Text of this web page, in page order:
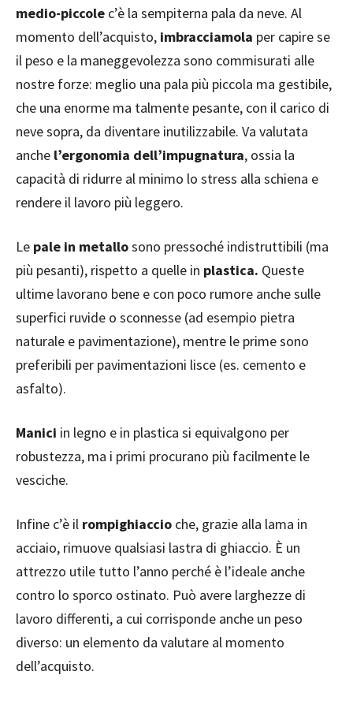
medio-piccole c’è la sempiterna pala da neve. Al
momento dell’acquisto, imbracciamola per capire se
il peso e la maneggevolezza sono commisurati alle
nostre forze: meglio una pala più piccola ma gestibile,
che una enorme ma talmente pesante, con il carico di
neve sopra, da diventare inutilizzabile. Va valutata
anche l’ergonomia dell’impugnatura, ossia la
capacità di ridurre al minimo lo stress alla schiena e
rendere il lavoro più leggero.
Le pale in metallosono pressoché indistruttibili (ma
più pesanti), rispetto a quelle in plastica. Queste
ultime lavorano bene e con poco rumore anche sulle
superfici ruvide o sconnesse (ad esempio pietra
naturale e pavimentazione), mentre le prime sono
preferibili per pavimentazioni lisce (es. cemento e
asfalto).
Manici in legno e in plastica si equivalgono per
robustezza, ma i primi procurano più facilmente le
vesciche.
Infine c’è il rompighiaccio che, grazie alla lama in
acciaio, rimuove qualsiasi lastra di ghiaccio. È un
attrezzo utile tutto l’anno perché è l’ideale anche
contro lo sporco ostinato. Può avere larghezze di
lavoro differenti, a cui corrisponde anche un peso
diverso: un elemento da valutare al momento
dell’acquisto.